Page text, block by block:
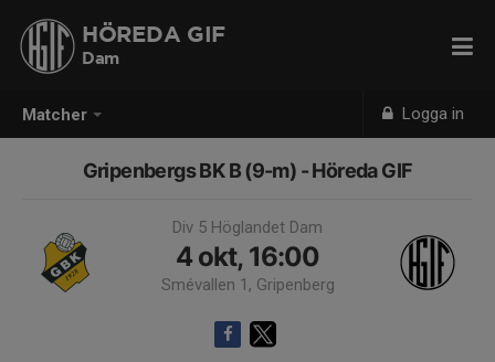
Matcher Logga in
HÖREDA GIF
Dam
Gripenbergs BK B (9-m) - Höreda GIF
Div 5 Höglandet Dam
4 okt, 16:00
Smévallen 1, Gripenberg